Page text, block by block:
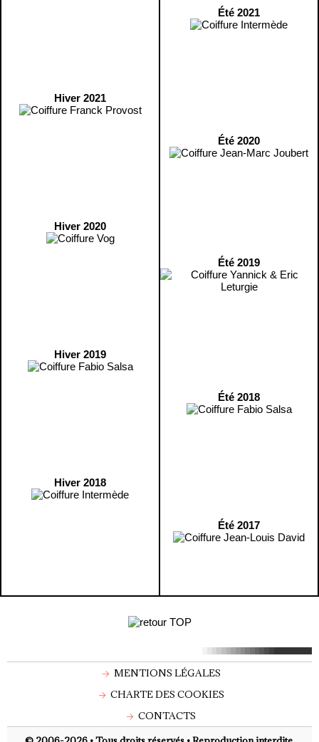
Hiver 2021
Hiver 2020
Hiver 2019
Hiver 2018
Été 2021
Été 2020
Été 2019
Été 2018
Été 2017
MENTIONS LÉGALES
CHARTE DES COOKIES
CONTACTS